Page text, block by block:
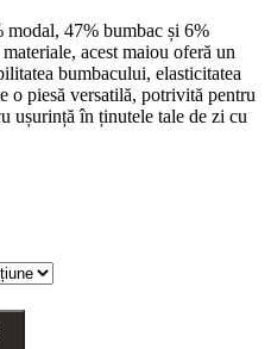
lei.
este:
39,90 lei.
modal, 47% bumbac și 6%
acest maiou oferă un
bumbacului, elasticitatea
o piesă versatilă, potrivită pentru
ușurință în ținutele tale de zi cu